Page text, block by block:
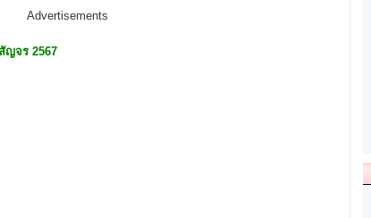
Advertisements
ญจร 2567